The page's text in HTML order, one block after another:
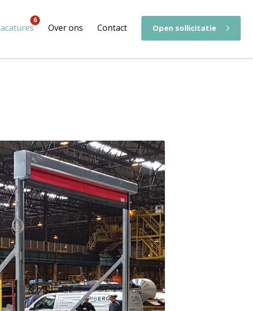
6
Over ons Contact Open sollicitatie